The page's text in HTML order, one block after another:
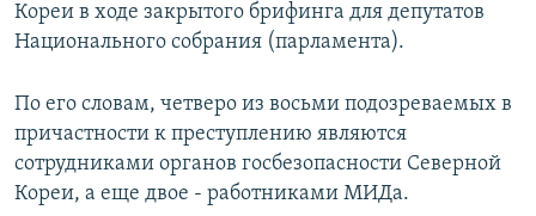
Кореи в ходе закрытого брифинга для депутатов
Национального собрания (парламента).
По его словам, четверо из восьми подозреваемых в
причастности к преступлению являются
сотрудниками органов госбезопасности Северной
Кореи, а еще двое - работниками МИДа.